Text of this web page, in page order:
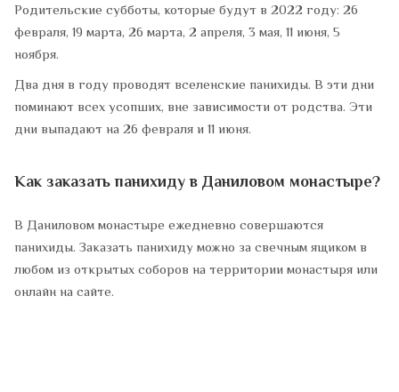
Родительские субботы, которые будут в 2022 году: 26
февраля, 19 марта, 26 марта, 2 апреля, 3 мая, 11 июня, 5
ноября.
Два дня в году проводят вселенские панихиды. В эти дни
поминают всех усопших, вне зависимости от родства. Эти
дни выпадают на 26 февраля и 11 июня.
Как заказать панихиду в Даниловом монастыре?
В Даниловом монастыре ежедневно совершаются
панихиды. Заказать панихиду можно за свечным ящиком в
любом из открытых соборов на территории монастыря или
онлайн на сайте.